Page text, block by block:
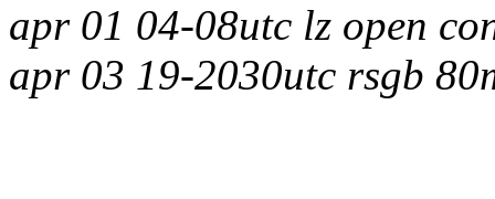
apr 01 04-08utc lz open
apr 03 19-2030utc rsgb